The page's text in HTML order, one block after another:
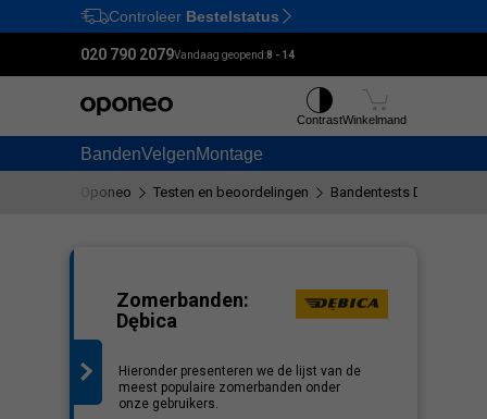
Ctrl M
Controleer Bestelstatus
020 790 2079Vandaag geopend:8 - 14
BandenVelgenMontage
ContrastWinkelmand
Oponeo Testen en beoordelingen Bandentests Dębica
Zomerbanden:
Dębica
Hieronder presenteren we de lijst van de
meest populaire zomerbanden onder
onze gebruikers.